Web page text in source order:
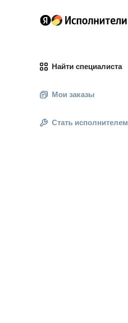
Найти специалиста
Мои заказы
Стать исполнителем